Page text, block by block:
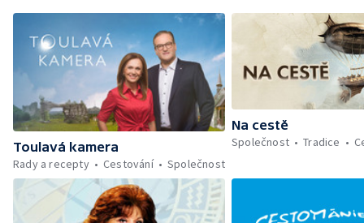
Toulavá kamera
Rady a recepty
Cestování Společnost
Na cestě
Společnost
Tradice